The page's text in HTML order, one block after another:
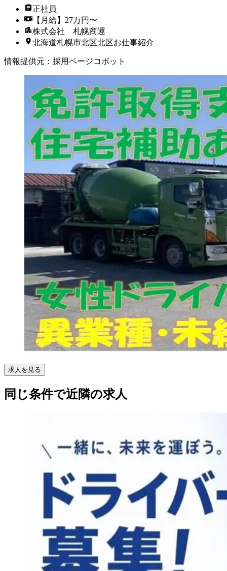
正社員
【月給】27万円〜
株式会社 札幌商運
北海道札幌市北区北区お仕事紹介
情報提供元 ： 採用ページコボット
求人を見る
同じ条件で近隣の求人